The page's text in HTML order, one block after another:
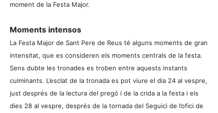
moment de la Festa Major.
Moments intensos
La Festa Major de Sant Pere de Reus té alguns moments de gran
intensitat, que es consideren els moments centrals de la festa.
Sens dubte les tronades es troben entre aquests instants
culminants. L’esclat de la tronada es pot viure el dia 24 al vespre,
just després de la lectura del pregó i de la crida a la festa i els
dies 28 al vespre, després de la tornada del Seguici de l’ofici de